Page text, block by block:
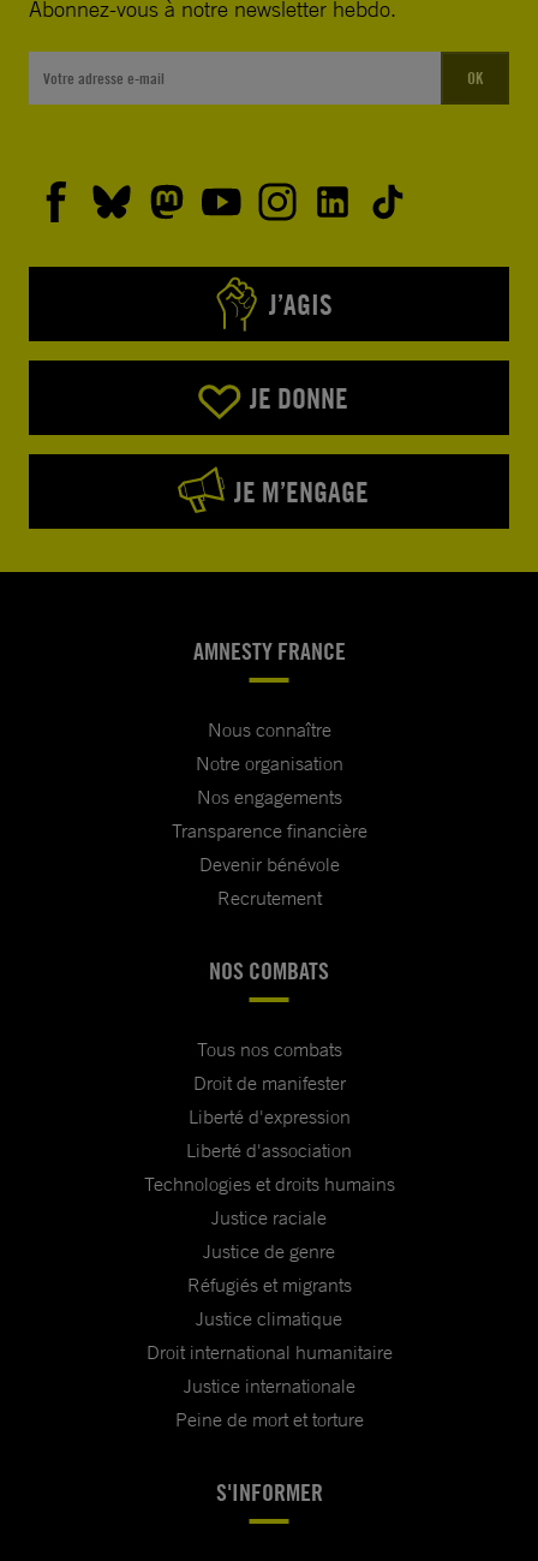
Abonnez-vous à notre newsletter hebdo.
OK
J’AGIS
JE DONNE
JE M’ENGAGE
AMNESTY FRANCE
Nous connaître
Notre organisation
Nos engagements
Transparence financière
Devenir bénévole
Recrutement
NOS COMBATS
Tous nos combats
Droit de manifester
Liberté d'expression
Liberté d'association
Technologies et droits humains
Justice raciale
Justice de genre
Réfugiés et migrants
Justice climatique
Droit international humanitaire
Justice internationale
Peine de mort et torture
S'INFORMER